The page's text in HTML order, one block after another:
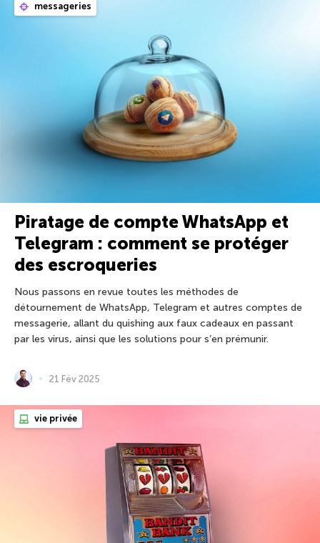
messageries
Piratage de compte WhatsApp et
Telegram : comment se protéger
des escroqueries
Nous passons en revue toutes les méthodes de
détournement de WhatsApp, Telegram et autres comptes de
messagerie, allant du quishing aux faux cadeaux en passant
par les virus, ainsi que les solutions pour s’en prémunir.
21 Fév 2025
vie privée